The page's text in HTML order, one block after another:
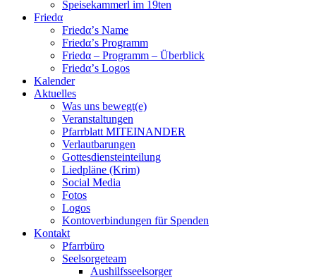
Speisekammerl im 19ten
Friedα
Friedα’s Name
Friedα’s Programm
Friedα – Programm – Überblick
Friedα’s Logos
Kalender
Aktuelles
Was uns bewegt(e)
Veranstaltungen
Pfarrblatt MITEINANDER
Verlautbarungen
Gottesdiensteinteilung
Liedpläne (Krim)
Social Media
Fotos
Logos
Kontoverbindungen für Spenden
Kontakt
Pfarrbüro
Seelsorgeteam
Aushilfsseelsorger